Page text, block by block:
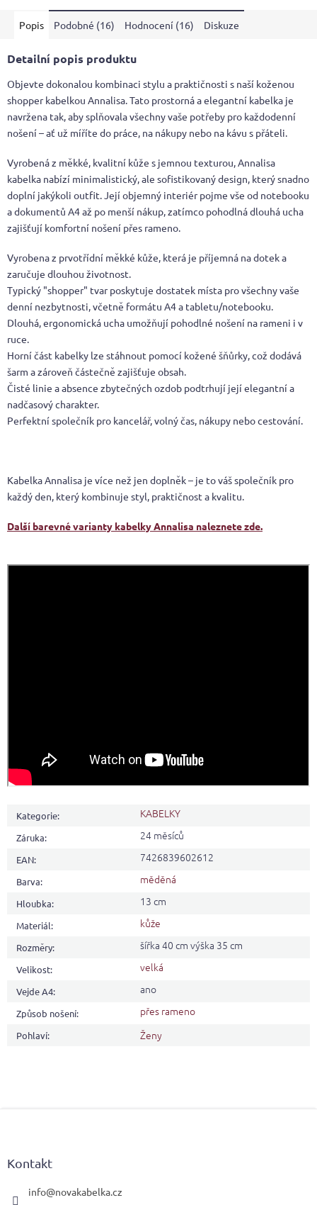
Popis Podobné (16) Hodnocení (16) Diskuze
Detailní popis produktu
Objevte dokonalou kombinaci stylu a praktičnosti s naší koženou
shopper kabelkou Annalisa. Tato prostorná a elegantní kabelka je
navržena tak, aby splňovala všechny vaše potřeby pro každodenní
nošení – ať už míříte do práce, na nákupy nebo na kávu s přáteli.
Vyrobená z měkké, kvalitní kůže s jemnou texturou, Annalisa
kabelka nabízí minimalistický, ale sofistikovaný design, který snadno
doplní jakýkoli outfit. Její objemný interiér pojme vše od notebooku
a dokumentů A4 až po menší nákup, zatímco pohodlná dlouhá ucha
zajišťují komfortní nošení přes rameno.
Vyrobena z prvotřídní měkké kůže, která je příjemná na dotek a
zaručuje dlouhou životnost.
Typický "shopper" tvar poskytuje dostatek místa pro všechny vaše
denní nezbytnosti, včetně formátu A4 a tabletu/notebooku.
Dlouhá, ergonomická ucha umožňují pohodlné nošení na rameni i v
ruce.
Horní část kabelky lze stáhnout pomocí kožené šňůrky, což dodává
šarm a zároveň částečně zajišťuje obsah.
Čisté linie a absence zbytečných ozdob podtrhují její elegantní a
nadčasový charakter.
Perfektní společník pro kancelář, volný čas, nákupy nebo cestování.
Kabelka Annalisa je více než jen doplněk – je to váš společník pro
každý den, který kombinuje styl, praktičnost a kvalitu.
Další barevné varianty kabelky Annalisa naleznete zde.
Kategorie: KABELKY
Záruka: 24 měsíců
EAN: 7426839602612
Barva: měděná
Hloubka: 13 cm
Materiál: kůže
Rozměry: šířka 40 cm výška 35 cm
Velikost: velká
Vejde A4: ano
Způsob nošení: přes rameno
Pohlaví: Ženy
Kontakt
info@novakabelka.cz